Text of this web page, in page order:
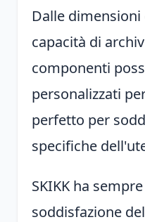
Dalle
capacità di
componenti
personalizzati
perfetto per
specifiche
SKIKK ha
soddisfazione